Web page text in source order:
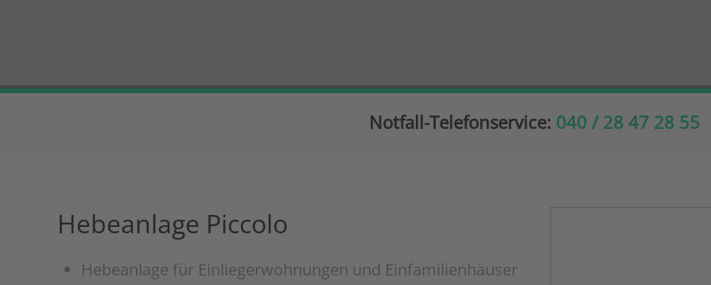
Notfall-Telefonservice: 040 / 28 47 28 55
Hebeanlage Piccolo
Hebeanlage für Einliegerwohnungen und Einfamilienhäuser